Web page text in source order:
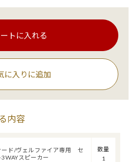
に入りに追加
内容
ード/ヴェルファイア専用 セ
スピーカー
数量
1